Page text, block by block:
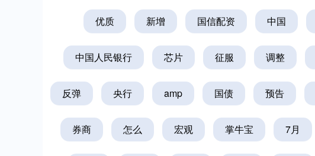
优质 新增 国信配资 中国
中国人民银行 芯片 征服 调整
反弹 央行 amp 国债 预告
券商 怎么 宏观 掌牛宝 7月